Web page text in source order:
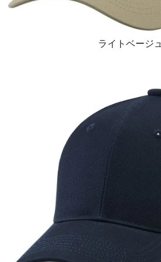
ライトベージュ